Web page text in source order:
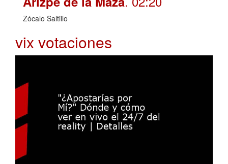
Zócalo Saltillo
vix votaciones